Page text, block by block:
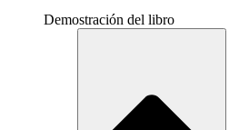
Demostración del libro